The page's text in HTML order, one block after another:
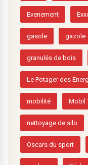
Evenement
gasole gazole
granulés de bois
Le Potager des
mobilité Mobil
nettoyage de silo
Oscars du sport